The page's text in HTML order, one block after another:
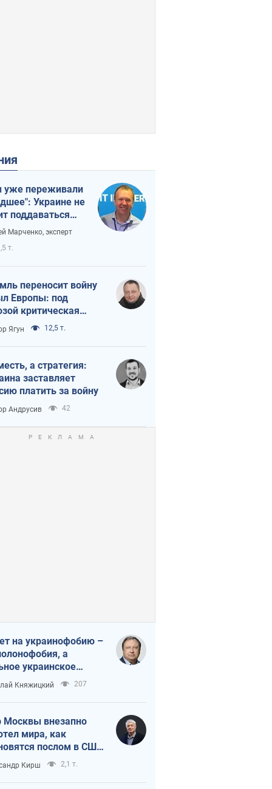
переживали
Украине не
поддаваться
из-за
Марченко, эксперт
т.
переносит войну
Европы: под
критическая
Ягун 12,5 т.
а стратегия:
заставляет
платить за войну
Андрусив 42
на украинофобию –
а
украинское
Княжицкий 207
Москвы внезапно
мира, как
послом в США
украинские топ-
Кирш 2,1 т.